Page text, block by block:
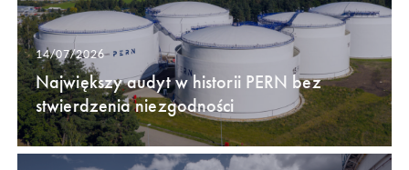
14/07/2026
Największy audyt w historii PERN bez
stwierdzenia niezgodności